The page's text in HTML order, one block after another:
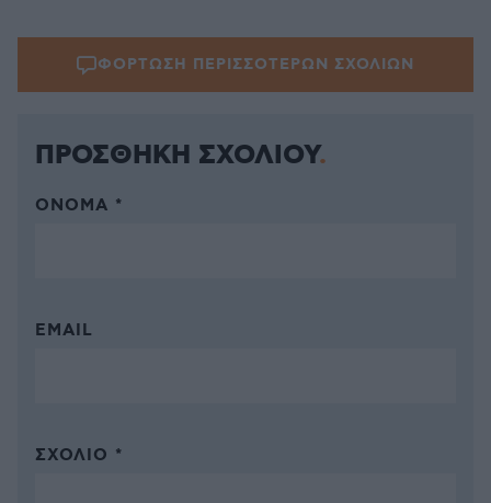
ΦΟΡΤΩΣΗ ΠΕΡΙΣΣΟΤΕΡΩΝ ΣΧΟΛΙΩΝ
ΠΡΟΣΘΗΚΗ ΣΧΟΛΙΟΥ
ΌΝΟΜΑ *
EMAIL
ΣΧΌΛΙΟ *